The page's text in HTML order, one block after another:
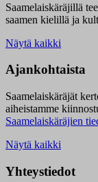
Saamelaiskäräjillä t
saamen kielillä ja
Näytä kaikki
Ajankohtaista
Saamelaiskäräjät
aiheistamme
Saamelaiskäräjien
Näytä kaikki
Yhteystiedot